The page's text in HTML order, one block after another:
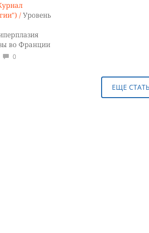
/ Уровень
во Франции
0
ЕЩЕ